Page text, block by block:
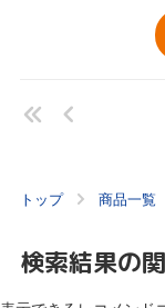
トップ 商品一覧
検索結果の